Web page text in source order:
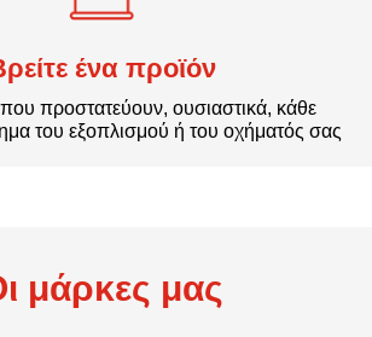
ένα προϊόν
που προστατεύουν, ουσιαστικά, κάθε
του εξοπλισμού ή του οχήματός σας
μάρκες μας